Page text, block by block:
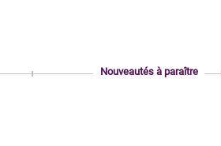
Nouveautés à paraître